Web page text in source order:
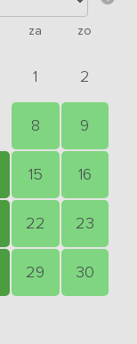
za zo
1 2
8 9
15 16
22 23
29 30